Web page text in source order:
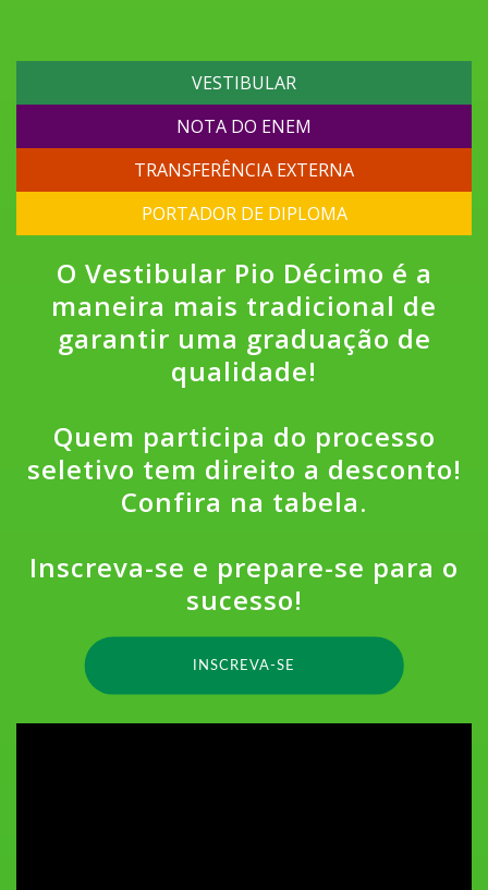
VESTIBULAR
NOTA DO ENEM
TRANSFERÊNCIA EXTERNA
PORTADOR DE DIPLOMA
O Vestibular Pio Décimo é a
maneira mais tradicional de
garantir uma graduação de
qualidade!
Quem participa do processo
seletivo tem direito a desconto!
Confira na tabela.
Inscreva-se e prepare-se para o
sucesso!
INSCREVA-SE